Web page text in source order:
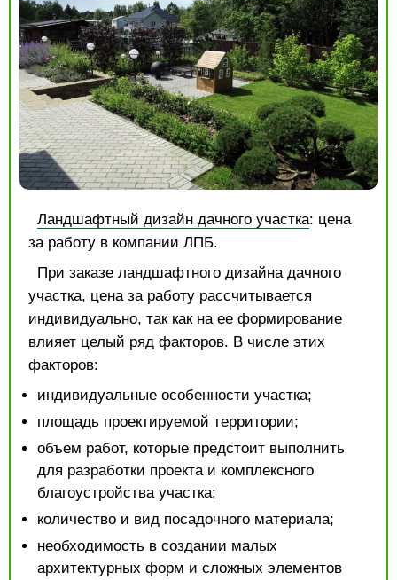
Ландшафтный дизайн дачного участка: цена
за работу в компании ЛПБ.
При заказе ландшафтного дизайна дачного
участка, цена за работу рассчитывается
индивидуально, так как на ее формирование
влияет целый ряд факторов. В числе этих
факторов:
индивидуальные особенности участка;
площадь проектируемой территории;
объем работ, которые предстоит выполнить
для разработки проекта и комплексного
благоустройства участка;
количество и вид посадочного материала;
необходимость в создании малых
архитектурных форм и сложных элементов